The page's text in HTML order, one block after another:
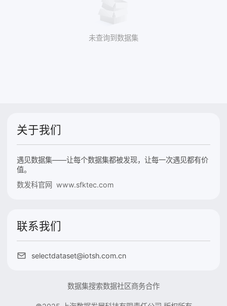
未查询到数据集
关于我们
遇见数据集——让每个数据集都被发现，让每一次遇见都有价
值。
数发科官网 www.sfktec.com
联系我们
selectdataset@iotsh.com.cn
数据集搜索数据社区商务合作